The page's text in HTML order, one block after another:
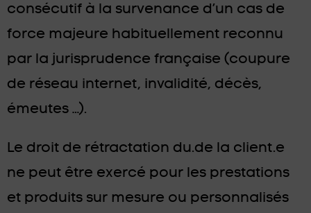
consécutif à la survenance d’un cas de
force majeure habituellement reconnu
par la jurisprudence française (coupure
de réseau internet, invalidité, décès,
émeutes …).
Le droit de rétractation du.de la client.e
ne peut être exercé pour les prestations
et produits sur mesure ou personnalisés